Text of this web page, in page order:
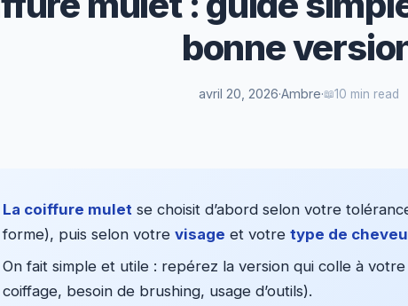
bonne
avril 20, 2026·Ambre· 10 min read
La coiffure mulet se choisit d’abord selon votre
forme), puis selon votre visage et votre type de
On fait simple et utile : repérez la version qui colle à
coiffage, besoin de brushing, usage d’outils).